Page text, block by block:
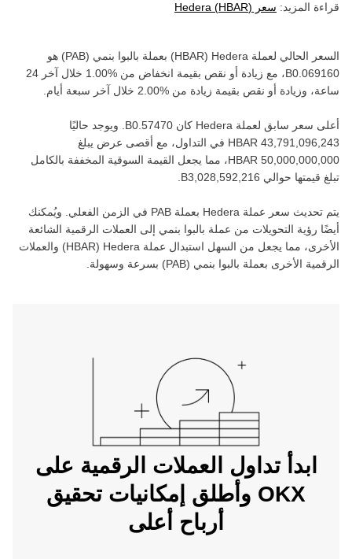
قراءة المزيد: سعر Hedera (HBAR)
السعر الحالي لعملة ‏ Hedera
(‏
HBAR) بعملة ‏ بالبوا بنمي (‏
PAB) هو
، مع زيادة أو نقص بقيمة ‏ انخفاض من ‏
خلال آخر 24
ساعة، وزيادة أو نقص بقيمة ‏ زيادة من ‏ خلال آخر سبعة أيام.
أعلى سعر سابق لعملة ‏ Hedera كان ‏
. ويوجد حاليًا
في التداول، مع أقصى عرض يبلغ
، مما يجعل القيمة السوقية المخففة بالكامل
تبلغ قيمتها حوالي ‏
يتم تحديث سعر عملة ‏ Hedera بعملة ‏ PAB في الزمن الفعلي. ويُمكنك
أيضًا رؤية التحويلات من عملة ‏ بالبوا بنمي إلى العملات الرقمية الشائعة
الأخرى، مما يجعل من السهل استبدال عملة ‏ Hedera
(‏
HBAR) والعملات
الرقمية الأخرى بعملة ‏ بالبوا بنمي (‏
PAB) بسرعة وسهولة.
ابدأ تداول العملات الرقمية على
OKX وأطلق إمكانيات تحقيق
أرباح أعلى